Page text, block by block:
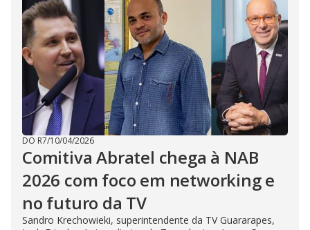
DO R7/10/04/2026
Comitiva Abratel chega à NAB
2026 com foco em networking e
no futuro da TV
Sandro Krechowieki, superintendente da TV Guararapes,